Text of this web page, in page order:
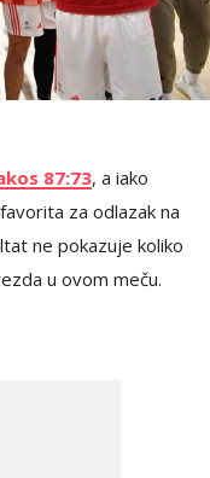
87:73, a iako
za odlazak na
ne pokazuje koliko
u ovom meču.